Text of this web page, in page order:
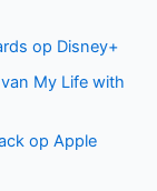
op Disney+
My Life with
op Apple